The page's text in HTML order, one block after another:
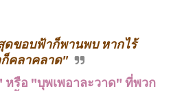
ดขอบฟ้าก็พานพบ หากไร้
คลาคลาด"
หรือ "บุพเพอาละวาด" ที่พวก